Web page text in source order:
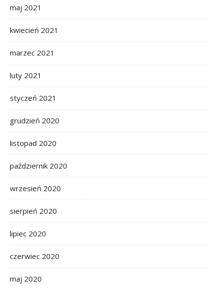
maj 2021
kwiecień 2021
marzec 2021
luty 2021
styczeń 2021
grudzień 2020
listopad 2020
październik 2020
wrzesień 2020
sierpień 2020
lipiec 2020
czerwiec 2020
maj 2020